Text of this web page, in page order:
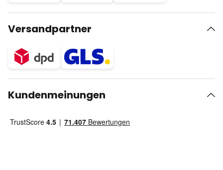
Versandpartner
Kundenmeinungen